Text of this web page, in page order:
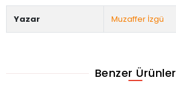
Yazar Muzaffer İzgü
Benzer Ürünler